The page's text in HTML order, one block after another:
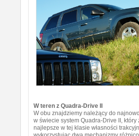
W teren z Quadra-Drive II
W obu znajdziemy należący do
w świecie system Quadra-Drive II, który
najlepsze w tej klasie własności